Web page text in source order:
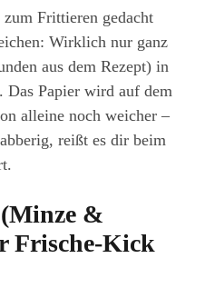
Frittieren gedacht
Wirklich nur ganz
aus dem Rezept) in
Das Papier wird auf dem
alleine noch weicher –
reißt es dir beim
&
Frische-Kick